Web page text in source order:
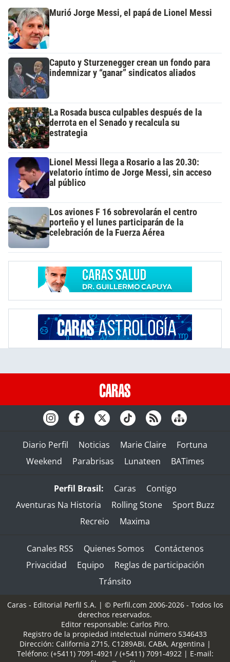
Murió Jorge Messi, el papá de Lionel Messi
Caputo y Sturzenegger crean un fondo para
indemnizar y “ganar” sindicatos aliados
La Rosada busca culpables después de la
derrota en el Senado y recalcula su
estrategia
Lionel Messi llega a Rosario a las 20.30:
velatorio íntimo de Jorge Messi, sin acceso
al público
Los aviones F 16 sobrevolarán el centro
porteño y el lunes participarán de la
celebración de la Fuerza Aérea
Diario Perfil Noticias Marie Claire
Fortuna
Weekend
Parabrisas Lunateen BATimes
Perfil Brasil: Caras
Contigo
Aventuras Na Historia
Rolling Stone
Sport Buzz
Recreio
Maxima
Canales RSS Quienes Somos
Contáctenos
Privacidad
Equipo
Reglas de participación
Tránsito
Caras - Editorial Perfil S.A. | © Perfil.com 2006-2026 - Todos los
derechos reservados.
Editor responsable: Carlos Piro.
Registro de la propiedad intelectual número 5346433
Dirección: California 2715, C1289ABI, CABA, Argentina |
Teléfono: (+5411) 7091-4921 / (+5411) 7091-4922 | E-mail: